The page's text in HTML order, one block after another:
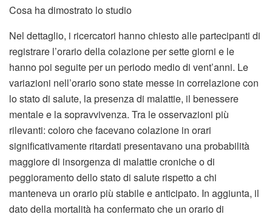
Cosa ha dimostrato lo studio
Nel dettaglio, i ricercatori hanno chiesto alle partecipanti di
registrare l’orario della colazione per sette giorni e le
hanno poi seguite per un periodo medio di vent’anni. Le
variazioni nell’orario sono state messe in correlazione con
lo stato di salute, la presenza di malattie, il benessere
mentale e la sopravvivenza. Tra le osservazioni più
rilevanti: coloro che facevano colazione in orari
significativamente ritardati presentavano una probabilità
maggiore di insorgenza di malattie croniche o di
peggioramento dello stato di salute rispetto a chi
manteneva un orario più stabile e anticipato. In aggiunta, il
dato della mortalità ha confermato che un orario di